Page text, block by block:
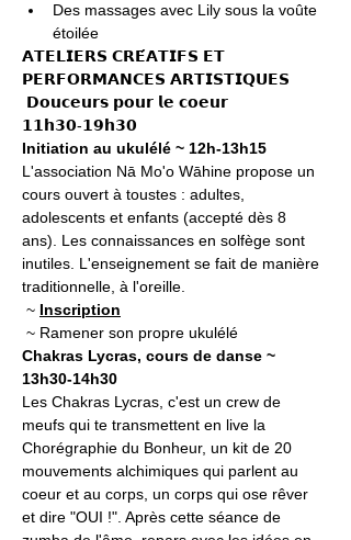
Des massages avec Lily sous la voûte
étoilée
𝗔𝗧𝗘𝗟𝗜𝗘𝗥𝗦 𝗖𝗥𝗘́𝗔𝗧𝗜𝗙𝗦 𝗘𝗧
𝗣𝗘𝗥𝗙𝗢𝗥𝗠𝗔𝗡𝗖𝗘𝗦 𝗔𝗥𝗧𝗜𝗦𝗧𝗜𝗤𝗨𝗘𝗦
𝟭𝟭𝗵𝟯𝟬-𝟭𝟵𝗵𝟯𝟬
Initiation au ukulélé ~ 12h-13h15
L'association Nā Mo'o Wāhine propose un
cours ouvert à toustes : adultes,
adolescents et enfants (accepté dès 8
ans). Les connaissances en solfège sont
inutiles. L'enseignement se fait de manière
traditionnelle, à l'oreille.
~ Inscription
~ Ramener son propre ukulélé
Chakras Lycras, cours de danse ~
13h30-14h30
Les Chakras Lycras, c'est un crew de
meufs qui te transmettent en live la
Chorégraphie du Bonheur, un kit de 20
mouvements alchimiques qui parlent au
coeur et au corps, un corps qui ose rêver
et dire "OUI !". Après cette séance de